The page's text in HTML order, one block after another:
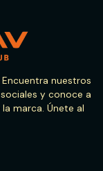
Encuentra nuestros
y conoce a
marca. Únete al